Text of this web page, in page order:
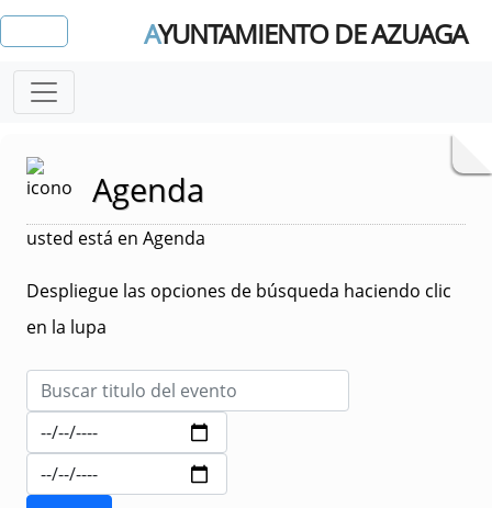
AYUNTAMIENTO DE AZUAGA
Agenda
usted está en Agenda
Despliegue las opciones de búsqueda haciendo clic
en la lupa